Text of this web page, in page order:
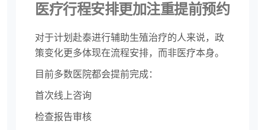
医疗行程安排更加注重提前预约
对于计划赴泰进行辅助生殖治疗的人来说，政
策变化更多体现在流程安排，而非医疗本身。
目前多数医院都会提前完成：
首次线上咨询
检查报告审核